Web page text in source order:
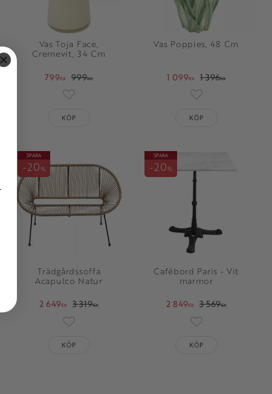
Vas Toja Face,
Cremevit, 34 Cm
799KR 999KR
KÖP
Vas Poppies, 48 Cm
1 099KR 1 396KR
Lägg till i
KÖP
Trädgårdssoffa
Acapulco Natur
2 649KR 3 319KR
SPARA
20%
KÖP
Cafébord Paris - Vit
marmor
2 849KR 3 569KR
SPARA
20%
Lägg till i
KÖP